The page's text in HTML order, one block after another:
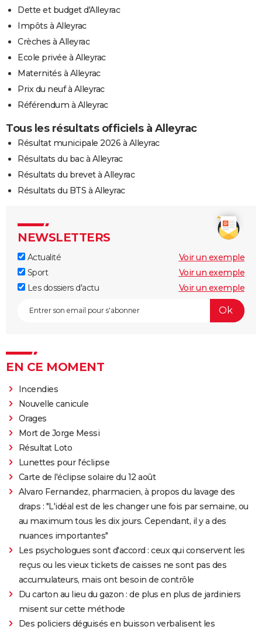
Dette et budget d'Alleyrac
Impôts à Alleyrac
Crèches à Alleyrac
Ecole privée à Alleyrac
Maternités à Alleyrac
Prix du neuf à Alleyrac
Référendum à Alleyrac
Tous les résultats officiels à Alleyrac
Résultat municipale 2026 à Alleyrac
Résultats du bac à Alleyrac
Résultats du brevet à Alleyrac
Résultats du BTS à Alleyrac
NEWSLETTERS
Actualité
Voir un exemple
Sport
Voir un exemple
Les dossiers d'actu
Voir un exemple
EN CE MOMENT
Incendies
Nouvelle canicule
Orages
Mort de Jorge Messi
Résultat Loto
Lunettes pour l'éclipse
Carte de l'éclipse solaire du 12 août
Alvaro Fernandez, pharmacien, à propos du lavage des
draps : "L'idéal est de les changer une fois par semaine, ou
au maximum tous les dix jours. Cependant, il y a des
nuances importantes"
Les psychologues sont d'accord : ceux qui conservent les
reçus ou les vieux tickets de caisses ne sont pas des
accumulateurs, mais ont besoin de contrôle
Du carton au lieu du gazon : de plus en plus de jardiniers
misent sur cette méthode
Des policiers déguisés en buisson verbalisent les